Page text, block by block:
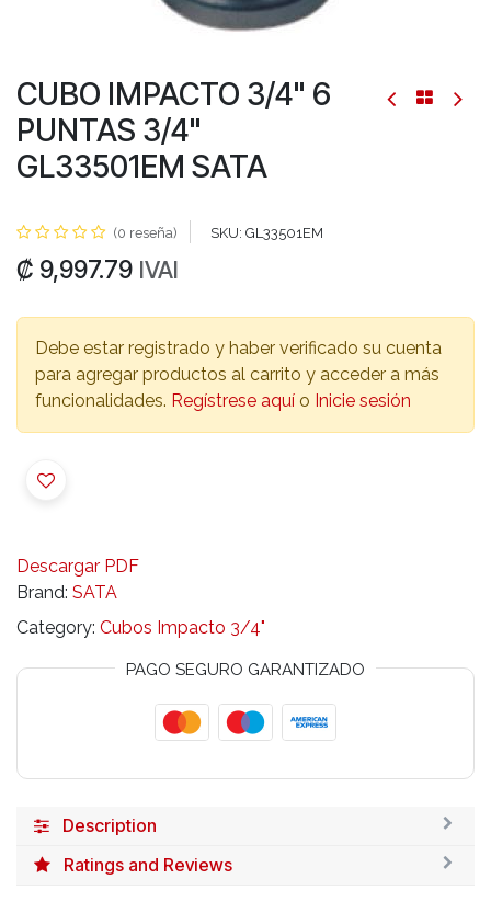
CUBO IMPACTO 3/4" 6
PUNTAS 3/4"
GL33501EM SATA
(0 reseña) SKU: GL33501EM
₡ 9,997.79 IVAI
Debe estar registrado y haber verificado su cuenta
para agregar productos al carrito y acceder a más
funcionalidades. Regístrese aquí o Inicie sesión
Descargar PDF
Brand: SATA
Category: Cubos Impacto 3/4"
PAGO SEGURO GARANTIZADO
Description
Ratings and Reviews